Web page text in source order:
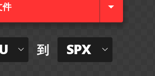
件
到 SPX